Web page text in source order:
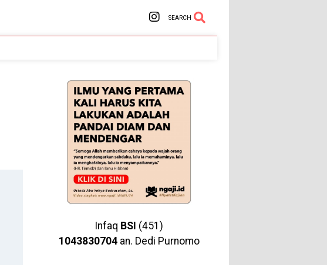
SEARCH
Infaq BSI (451)
1043830704an. Dedi Purnomo